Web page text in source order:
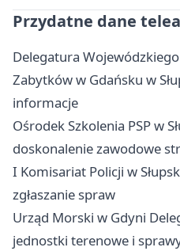
Przydatne dane
Delegatura
Zabytków w Gdańsku w
informacje
Ośrodek Szkolenia PSP w
doskonalenie zawodowe
I Komisariat Policji w
zgłaszanie spraw
Urząd Morski w Gdyni
jednostki terenowe i